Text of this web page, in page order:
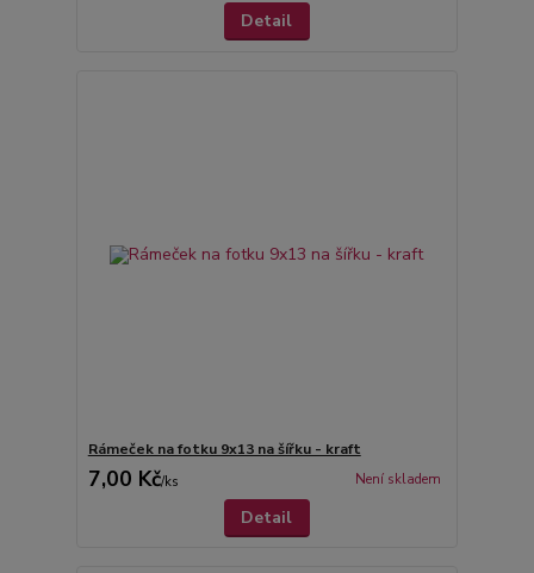
Detail
Rámeček na fotku 9x13 na šířku - kraft
7,00 Kč/ks Není skladem
Detail